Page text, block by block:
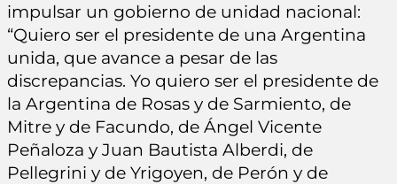
impulsar un gobierno de unidad nacional:
“Quiero ser el presidente de una Argentina
unida, que avance a pesar de las
discrepancias. Yo quiero ser el presidente de
la Argentina de Rosas y de Sarmiento, de
Mitre y de Facundo, de Ángel Vicente
Peñaloza y Juan Bautista Alberdi, de
Pellegrini y de Yrigoyen, de Perón y de